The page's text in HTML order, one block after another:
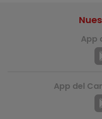
App
App del